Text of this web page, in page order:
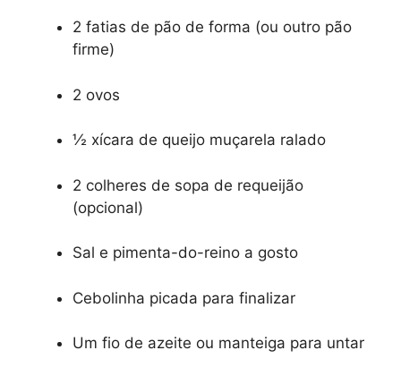
2 fatias de pão de forma (ou outro pão
firme)
2 ovos
½ xícara de queijo muçarela ralado
2 colheres de sopa de requeijão
(opcional)
Sal e pimenta-do-reino a gosto
Cebolinha picada para finalizar
Um fio de azeite ou manteiga para untar